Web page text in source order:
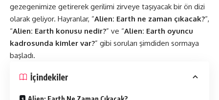
gezegenimize getirerek gerilimi zirveye taşıyacak bir ön dizi
olarak geliyor. Hayranlar, “Alien: Earth ne zaman çıkacak?“,
“Alien: Earth konusu nedir?” ve “Alien: Earth oyuncu
kadrosunda kimler var?” gibi soruları şimdiden sormaya
başladı.
İçindekiler